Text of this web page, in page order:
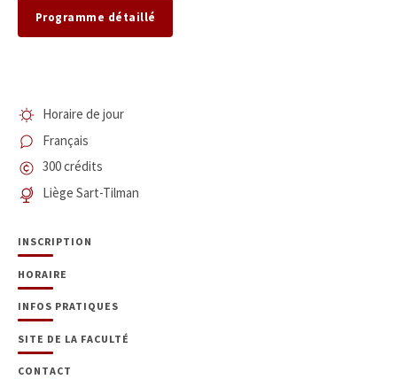
Programme détaillé
Horaire de jour
Français
300 crédits
Liège Sart-Tilman
INSCRIPTION
HORAIRE
INFOS PRATIQUES
SITE DE LA FACULTÉ
CONTACT